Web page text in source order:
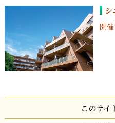
開催
このサイ